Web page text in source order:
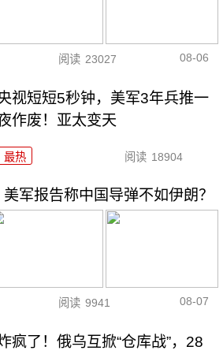
阅读 23027 08-06
视短短5秒钟，美军3年兵推一
作废！亚太变天
最热 阅读 18904
军报告称中国导弹不如伊朗？
阅读 9941 08-07
疯了！俄乌互掀“仓库战”，28